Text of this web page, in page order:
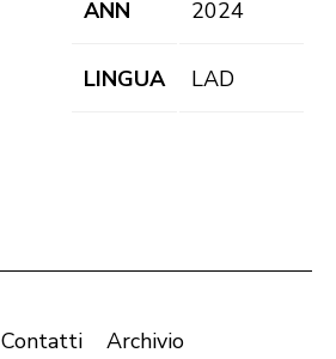
ANN 2024
LINGUA LAD
Contatti
Archivio